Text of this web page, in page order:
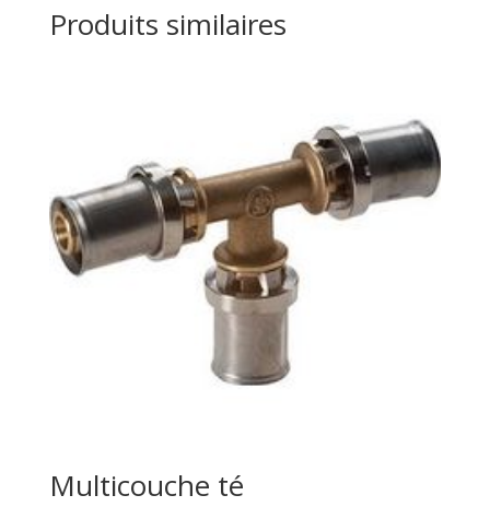
Produits similaires
Multicouche té